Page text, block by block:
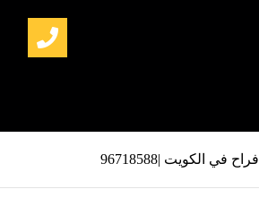
في الكويت |96718588